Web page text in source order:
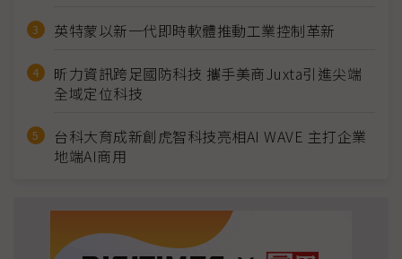
英特蒙以新一代即時軟體推動工業控制革新
昕力資訊跨足國防科技 攜手美商Juxta引進尖端
全域定位科技
台科大育成新創虎智科技亮相AI WAVE 主打企業
地端AI商用